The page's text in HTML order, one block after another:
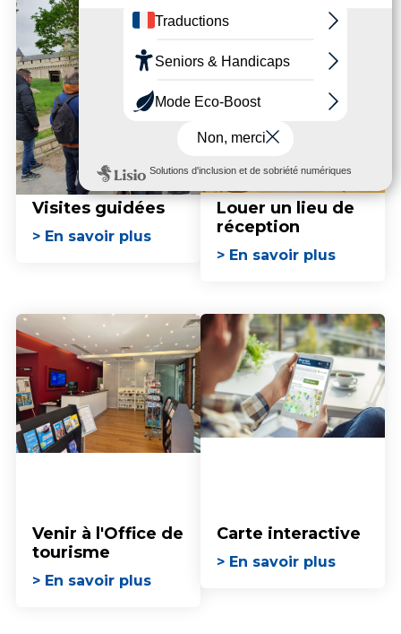
Visites guidées
> En savoir plus
Louer un lieu de
réception
> En savoir plus
Venir à l'Office de
tourisme
> En savoir plus
Carte interactive
> En savoir plus